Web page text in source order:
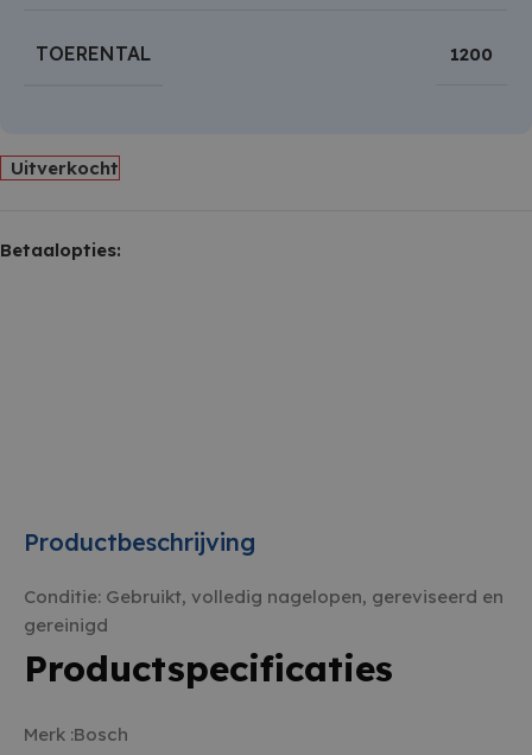
TOERENTAL 1200
Uitverkocht
Betaalopties:
Productbeschrijving
Conditie: Gebruikt, volledig nagelopen, gereviseerd en
gereinigd
Productspecificaties
Merk :Bosch